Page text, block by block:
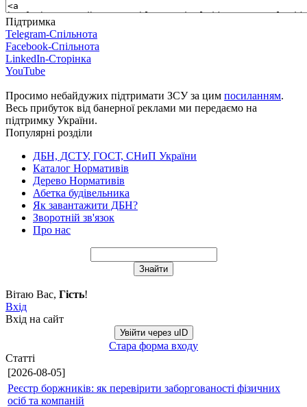
Підтримка
Telegram-Спільнота
Facebook-Спільнота
LinkedIn-Сторінка
YouTube
Просимо небайдужих підтримати ЗСУ за цим посиланням.
Весь прибуток від банерної реклами ми передаємо на
підтримку України.
Популярні розділи
ДБН, ДСТУ, ГОСТ, СНиП України
Каталог Нормативів
Дерево Нормативів
Абетка будівельника
Як завантажити ДБН?
Зворотній зв'язок
Про нас
Вітаю Вас, Гість!
Вхід
Вхід на сайт
Увійти через uID
Стара форма входу
Статті
[2026-08-05]
Реєстр боржників: як перевірити заборгованості фізичних
осіб та компаній